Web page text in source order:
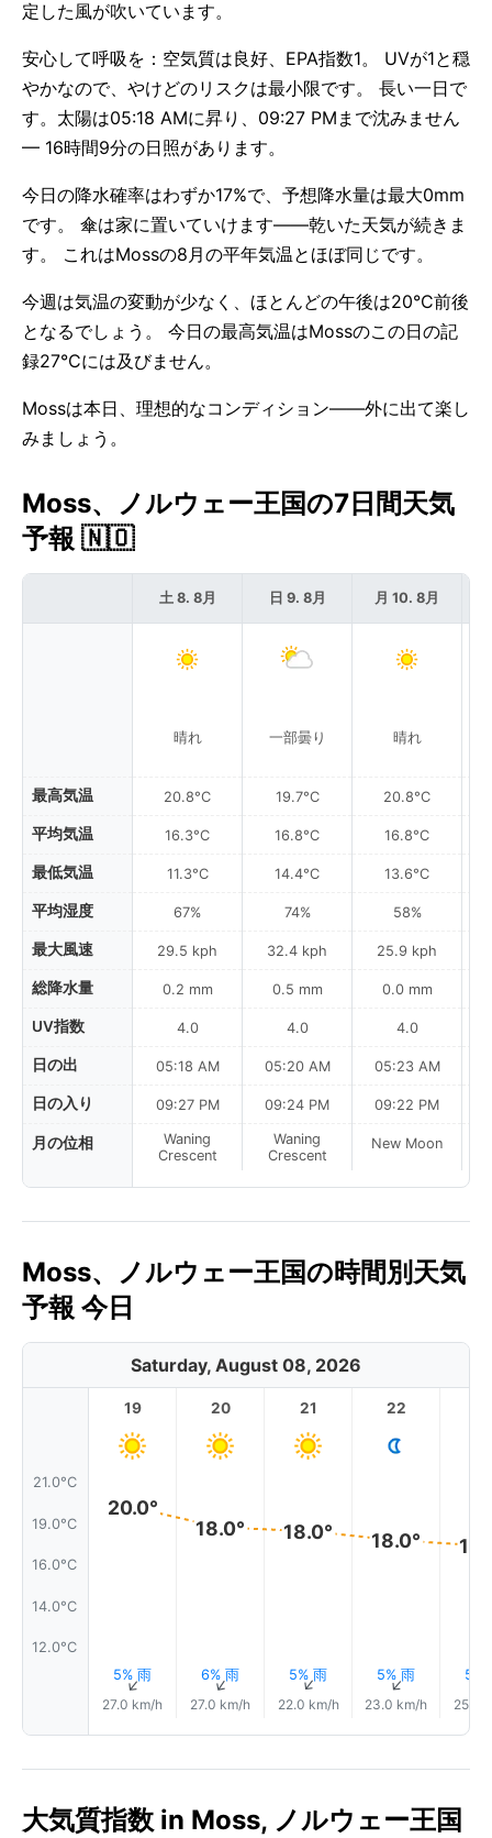
定した風が吹いています。
安心して呼吸を：空気質は良好、EPA指数1。 UVが1と穏
やかなので、やけどのリスクは最小限です。 長い一日で
す。太陽は05:18 AMに昇り、09:27 PMまで沈みません
— 16時間9分の日照があります。
今日の降水確率はわずか17%で、予想降水量は最大0mm
です。 傘は家に置いていけます——乾いた天気が続きま
す。 これはMossの8月の平年気温とほぼ同じです。
今週は気温の変動が少なく、ほとんどの午後は20°C前後
となるでしょう。 今日の最高気温はMossのこの日の記
録27°Cには及びません。
Mossは本日、理想的なコンディション——外に出て楽し
みましょう。
Moss、ノルウェー王国の7日間天気
予報 🇳🇴
最高気温
平均気温
最低気温
平均湿度
最大風速
総降水量
UV指数
日の出
日の入り
月の位相
土 8. 8月
晴れ
20.8°C
16.3°C
11.3°C
67%
29.5 kph
0.2 mm
4.0
05:18 AM
09:27 PM
Waning
Crescent
日 9. 8月
一部曇り
19.7°C
16.8°C
14.4°C
74%
32.4 kph
0.5 mm
4.0
05:20 AM
09:24 PM
Waning
Crescent
月 10. 8月
晴れ
20.8°C
16.8°C
13.6°C
58%
25.9 kph
0.0 mm
4.0
05:23 AM
09:22 PM
New Moon
Moss、ノルウェー王国の時間別天気
予報 今日
Saturday, August 08, 2026
21.0°C
19.0°C
16.0°C
14.0°C
12.0°C
19
20.0°
5% 雨
↑
27.0 km/h
20
18.0°
6% 雨
↑
27.0 km/h
21
18.0°
5% 雨
↑
22.0 km/h
22
18.0°
5% 雨
↑
23.0 km/h
5%
25.0
大気質指数 in Moss, ノルウェー王国